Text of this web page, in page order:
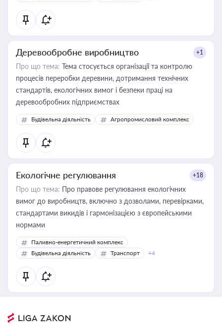
Деревообробне виробництво +1
Про що тема: Тема стосується організації та контролю
процесів переробки деревини, дотримання технічних
стандартів, екологічних вимог і безпеки праці на
деревообробних підприємствах
Будівельна діяльність Агропромисловий комплекс
Екологічне регулювання +18
Про що тема: Про правове регулювання екологічних
вимог до виробництв, включно з дозволами, перевірками,
стандартами викидів і гармонізацією з європейськими
нормами
Паливно-енергетичний комплекс
Будівельна діяльність
Транспорт +4